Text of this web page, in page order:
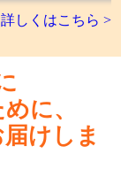
しくはこちら >
に、
けしま